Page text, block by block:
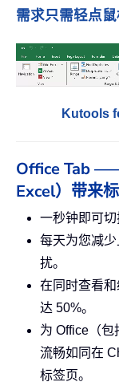
需求只需轻点
Kutools
Office Tab
Excel）带来
一秒钟即可切
每天为您减
扰。
在同时查看
达 50%。
为 Office（
流畅如同在
标签页。